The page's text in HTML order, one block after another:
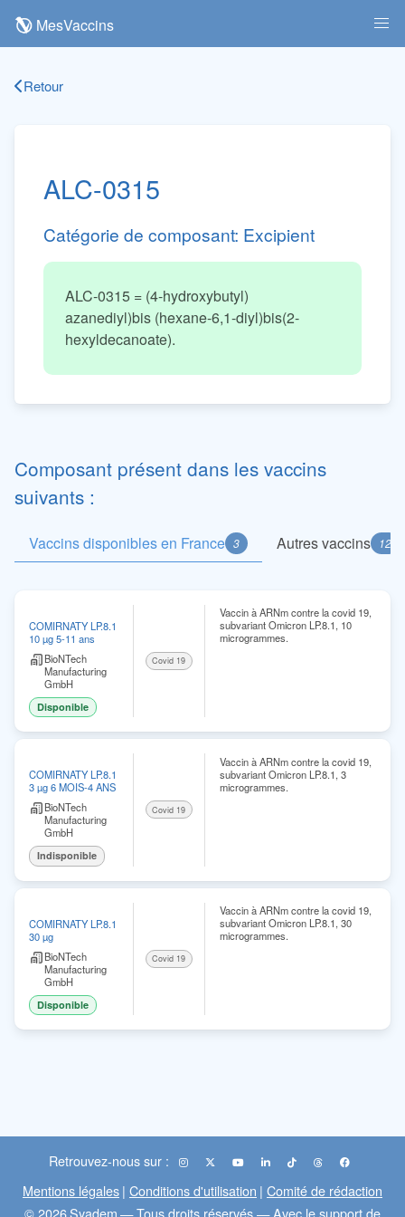
MesVaccins
Retour
ALC-0315
Catégorie de composant: Excipient
ALC-0315 = (4-hydroxybutyl)
azanediyl)bis (hexane-6,1-diyl)bis(2-
hexyldecanoate).
Composant présent dans les vaccins
suivants :
Vaccins disponibles en France 3 Autres vaccins 12
COMIRNATY LP.8.1
10 µg 5-11 ans
BioNTech
Manufacturing
GmbH
Disponible
Covid 19
Vaccin à ARNm contre la covid 19,
subvariant Omicron LP.8.1, 10
microgrammes.
COMIRNATY LP.8.1
3 µg 6 MOIS-4 ANS
BioNTech
Manufacturing
GmbH
Indisponible
Covid 19
Vaccin à ARNm contre la covid 19,
subvariant Omicron LP.8.1, 3
microgrammes.
COMIRNATY LP.8.1
30 µg
BioNTech
Manufacturing
GmbH
Disponible
Covid 19
Vaccin à ARNm contre la covid 19,
subvariant Omicron LP.8.1, 30
microgrammes.
Retrouvez-nous sur :
Mentions légales| Conditions d'utilisation | Comité de rédaction
© 2026Syadem— Tous droits réservés — Avec le support de